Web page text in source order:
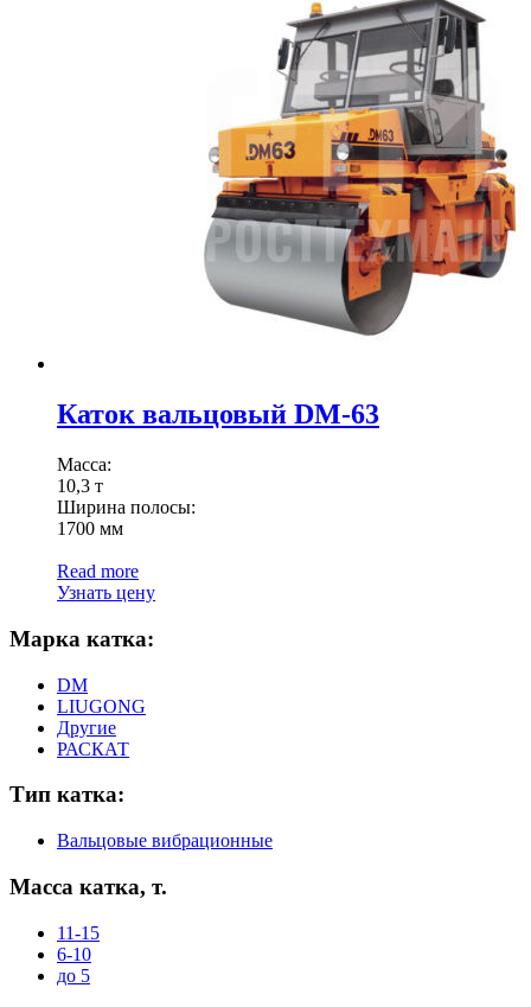
Каток вальцовый DM-63
Масса:
10,3 т
Ширина полосы:
1700 мм
Read more
Узнать цену
Марка катка:
DM
LIUGONG
Другие
РАСКАТ
Тип катка:
Вальцовые вибрационные
Масса катка, т.
11-15
6-10
до 5